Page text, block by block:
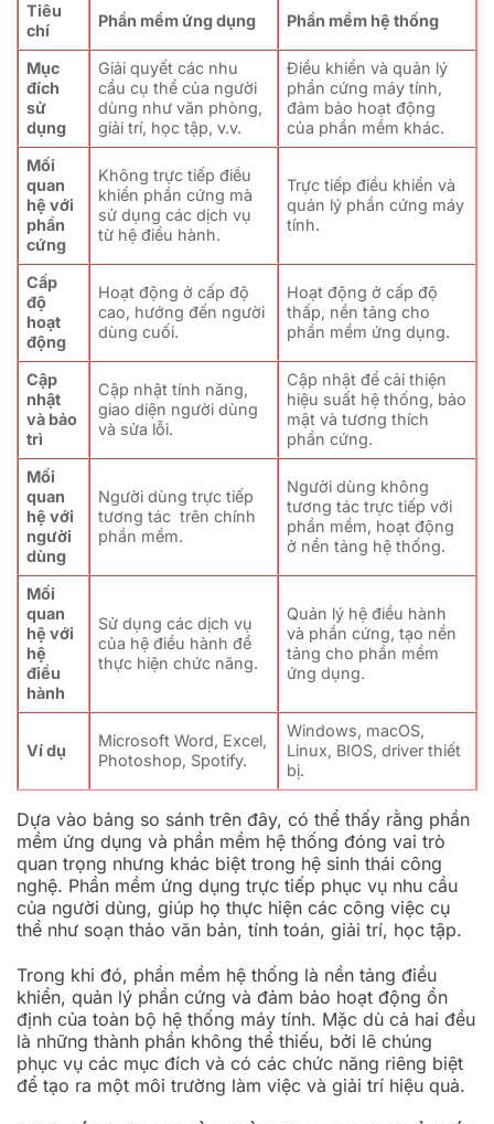
Tiêu
chí
Phần mềm ứng dụng Phần mềm hệ thống
Mục
đích
sử
dụng
Giải quyết các nhu
cầu cụ thể của người
dùng như văn phòng,
giải trí, học tập, v.v.
Điều khiển và quản lý
phần cứng máy tính,
đảm bảo hoạt động
của phần mềm khác.
Mối
quan
hệ với
phần
cứng
Không trực tiếp điều
khiển phần cứng mà
sử dụng các dịch vụ
từ hệ điều hành.
Trực tiếp điều khiển và
quản lý phần cứng máy
tính.
Cấp
độ
hoạt
động
Hoạt động ở cấp độ
cao, hướng đến người
dùng cuối.
Hoạt động ở cấp độ
thấp, nền tảng cho
phần mềm ứng dụng.
Cập
nhật
và bảo
trì
Cập nhật tính năng,
giao diện người dùng
và sửa lỗi.
Cập nhật để cải thiện
hiệu suất hệ thống, bảo
mật và tương thích
phần cứng.
Mối
quan
hệ với
người
dùng
Người dùng trực tiếp
tương tác trên chính
phần mềm.
Người dùng không
tương tác trực tiếp với
phần mềm, hoạt động
ở nền tảng hệ thống.
Mối
quan
hệ với
hệ
điều
hành
Sử dụng các dịch vụ
của hệ điều hành để
thực hiện chức năng.
Quản lý hệ điều hành
và phần cứng, tạo nền
tảng cho phần mềm
ứng dụng.
Ví dụ
Microsoft Word, Excel,
Photoshop, Spotify.
Windows, macOS,
Linux, BIOS, driver thiết
bị.
Dựa vào bảng so sánh trên đây, có thể thấy rằng phần
mềm ứng dụng và phần mềm hệ thống đóng vai trò
quan trọng nhưng khác biệt trong hệ sinh thái công
nghệ. Phần mềm ứng dụng trực tiếp phục vụ nhu cầu
của người dùng, giúp họ thực hiện các công việc cụ
thể như soạn thảo văn bản, tính toán, giải trí, học tập.
Trong khi đó, phần mềm hệ thống là nền tảng điều
khiển, quản lý phần cứng và đảm bảo hoạt động ổn
định của toàn bộ hệ thống máy tính. Mặc dù cả hai đều
là những thành phần không thể thiếu, bởi lẽ chúng
phục vụ các mục đích và có các chức năng riêng biệt
để tạo ra một môi trường làm việc và giải trí hiệu quả.